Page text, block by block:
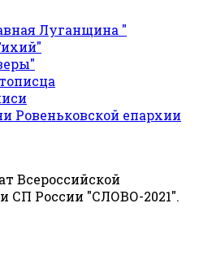
Луганщина "
Ровеньковской епархии
Всероссийской
СП России "СЛОВО-2021".